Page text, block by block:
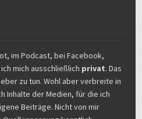
im Podcast, bei Facebook,
mich ausschließlich privat. Das
zu tun. Wohl aber verbreite in
Inhalte der Medien, für die ich
Beiträge. Nicht von mir